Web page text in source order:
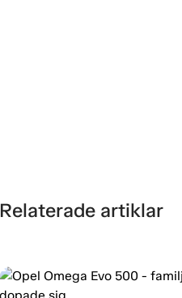
Relaterade artiklar